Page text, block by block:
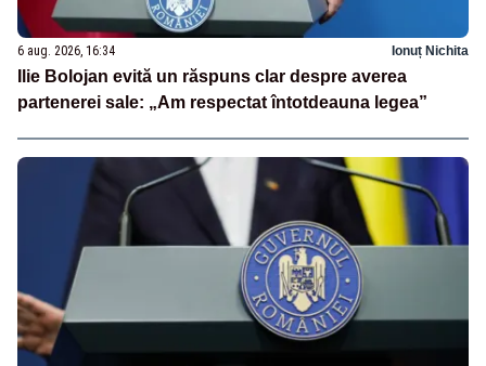
6 aug. 2026, 16:34 Ionuț Nichita
Ilie Bolojan evită un răspuns clar despre averea
partenerei sale: „Am respectat întotdeauna legea”